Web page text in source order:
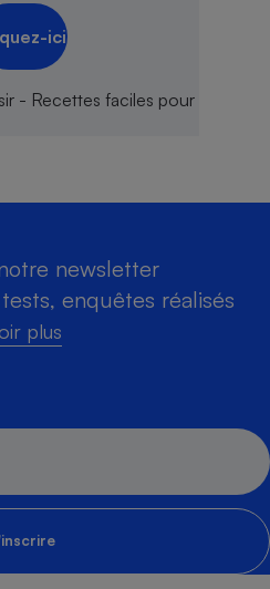
ici
newsletter
enquêtes réalisés
plus